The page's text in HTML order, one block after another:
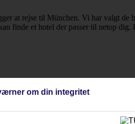
at rejse til München. Vi har valgt de
finde et hotel der passer til netop
om din integritet